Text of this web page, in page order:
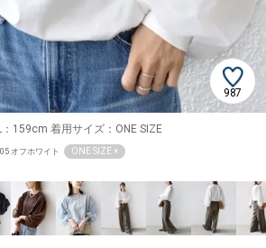
987
：159cm 着用サイズ：ONE SIZE
05 オフホワイト ONE SIZE ×